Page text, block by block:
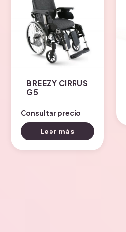
BREEZY CIRRUS
G5
Consultar precio
Leer más